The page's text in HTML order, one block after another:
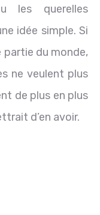
les querelles
idée simple. Si
partie du monde,
ne veulent plus
de plus en plus
d’en avoir.